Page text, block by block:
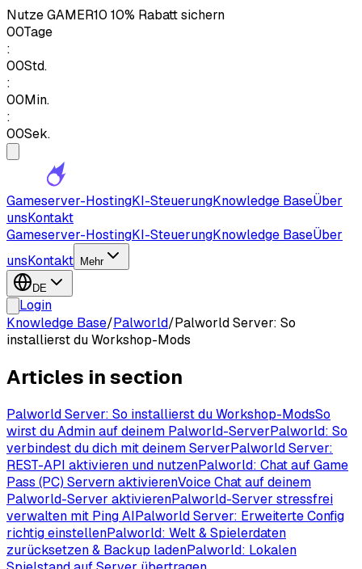
NutzeGAMER10 10% Rabatt sichern
00Tage
:
00Std.
:
00Min.
:
00Sek.
Gameserver-HostingKI-SteuerungKnowledge BaseÜber
unsKontakt
Gameserver-HostingKI-SteuerungKnowledge BaseÜber
unsKontakt Mehr
DE
Login
Knowledge Base/Palworld/Palworld Server: So
installierst du Workshop-Mods
Articles in section
Palworld Server: So installierst du Workshop-ModsSo
wirst du Admin auf deinem Palworld-ServerPalworld: So
verbindest du dich mit deinem ServerPalworld Server:
REST-API aktivieren und nutzenPalworld: Chat auf Game
Pass (PC) Servern aktivierenVoice Chat auf deinem
Palworld-Server aktivierenPalworld-Server stressfrei
verwalten mit Ping AIPalworld Server: Erweiterte Config
richtig einstellenPalworld: Welt & Spielerdaten
zurücksetzen & Backup ladenPalworld: Lokalen